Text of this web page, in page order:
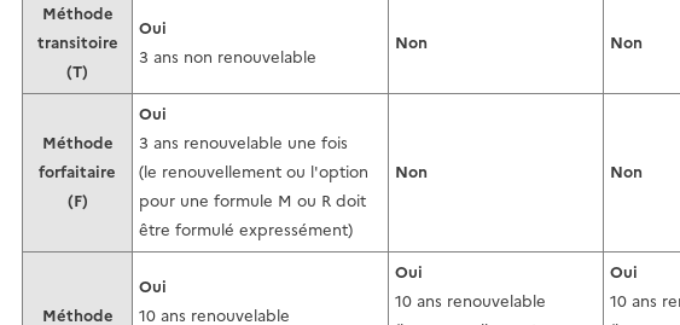
Méthode
transitoire
(T)
Oui
3 ans non renouvelable
Non Non
Méthode
forfaitaire
(F)
Oui
3 ans renouvelable une fois
(le renouvellement ou l'option
pour une formule M ou R doit
être formulé expressément)
Non Non
Méthode
Oui
10 ans renouvelable
Oui
10 ans renouvelable
Oui
10 ans